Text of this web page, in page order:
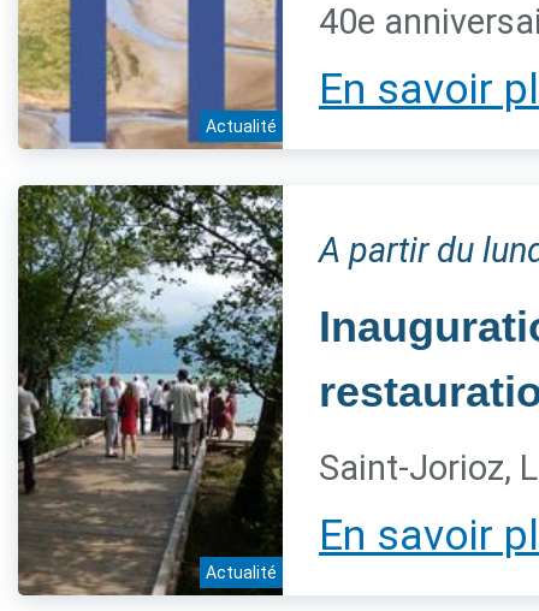
Actualité
40e
En savoir
Actualité
A partir du
Saint-Jorioz,
En savoir